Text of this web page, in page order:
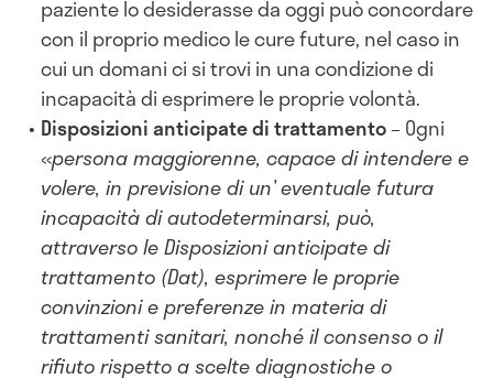
paziente lo desiderasse da oggi può concordare
con il proprio medico le cure future, nel caso in
cui un domani ci si trovi in una condizione di
incapacità di esprimere le proprie volontà.
Disposizioni anticipate di trattamento– Ogni
«persona maggiorenne, capace di intendere e
volere, in previsione di un’ eventuale futura
incapacità di autodeterminarsi, può,
attraverso le Disposizioni anticipate di
trattamento (Dat), esprimere le proprie
convinzioni e preferenze in materia di
trattamenti sanitari, nonché il consenso o il
rifiuto rispetto a scelte diagnostiche o